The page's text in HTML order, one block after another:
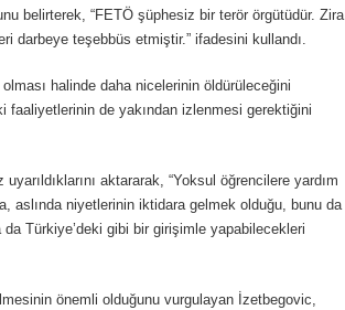
belirterek, “FETÖ şüphesiz bir terör örgütüdür. Zira
darbeye teşebbüs etmiştir.” ifadesini kullandı.
halinde daha nicelerinin öldürüleceğini
de yakından izlenmesi gerektiğini
aktararak, “Yoksul öğrencilere yardım
aslında niyetlerinin iktidara gelmek olduğu, bunu da
Türkiye’deki gibi bir girişimle yapabilecekleri
önemli olduğunu vurgulayan İzetbegovic,